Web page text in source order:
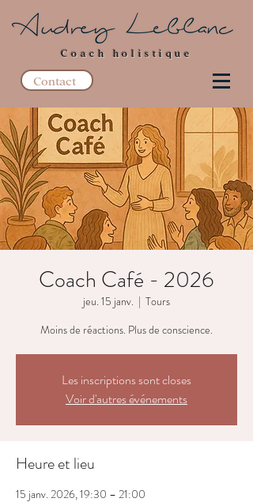
Coach holistique
Contact
Coach Café - 2026
jeu. 15 janv.
  |
Tours
Moins de réactions. Plus de conscience.
Les inscriptions sont closes
Voir d'autres événements
Heure et lieu
15 janv. 2026, 19:30 – 21:00